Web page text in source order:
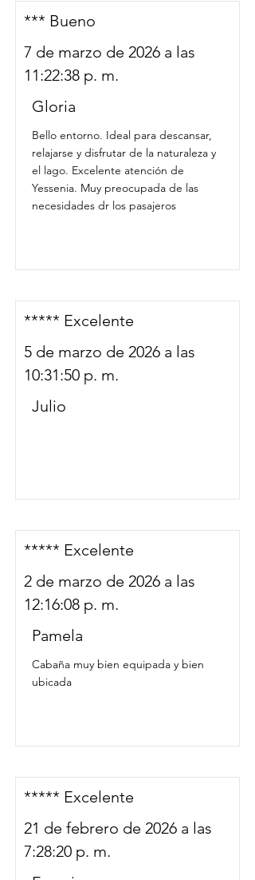
*** Bueno
7 de marzo de 2026 a las
11:22:38 p. m.
Gloria
Bello entorno. Ideal para descansar,
relajarse y disfrutar de la naturaleza y
el lago. Excelente atención de
Yessenia. Muy preocupada de las
necesidades dr los pasajeros
***** Excelente
5 de marzo de 2026 a las
10:31:50 p. m.
Julio
***** Excelente
2 de marzo de 2026 a las
12:16:08 p. m.
Pamela
Cabaña muy bien equipada y bien
ubicada
***** Excelente
21 de febrero de 2026 a las
7:28:20 p. m.